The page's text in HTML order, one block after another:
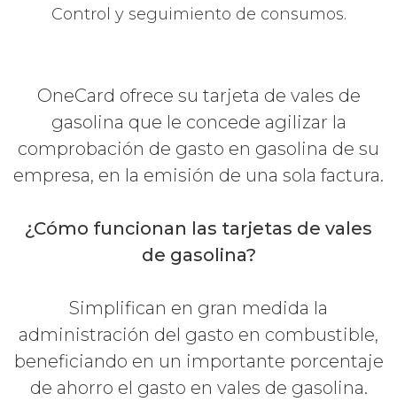
Control y seguimiento de consumos.
OneCard ofrece su tarjeta de vales de
gasolina que le concede agilizar la
comprobación de gasto en gasolina de su
empresa, en la emisión de una sola factura.
¿Cómo funcionan las tarjetas de vales
de gasolina?
Simplifican en gran medida la
administración del gasto en combustible,
beneficiando en un importante porcentaje
de ahorro el gasto en vales de gasolina.